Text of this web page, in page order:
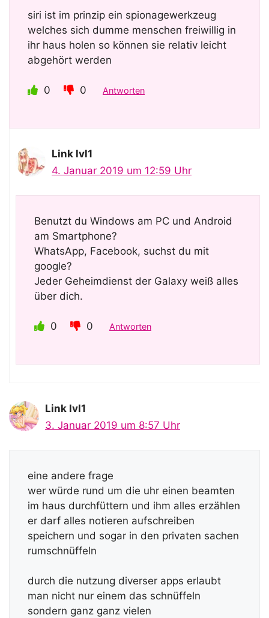
siri ist im prinzip ein spionagewerkzeug
welches sich dumme menschen freiwillig in
ihr haus holen so können sie relativ leicht
abgehört werden
0 0 Antworten
Link lvl1
4. Januar 2019 um 12:59 Uhr
Benutzt du Windows am PC und Android
am Smartphone?
WhatsApp, Facebook, suchst du mit
google?
Jeder Geheimdienst der Galaxy weiß alles
über dich.
0 0 Antworten
Link lvl1
3. Januar 2019 um 8:57 Uhr
eine andere frage
wer würde rund um die uhr einen beamten
im haus durchfüttern und ihm alles erzählen
er darf alles notieren aufschreiben
speichern und sogar in den privaten sachen
rumschnüffeln
durch die nutzung diverser apps erlaubt
man nicht nur einem das schnüffeln
sondern ganz ganz vielen